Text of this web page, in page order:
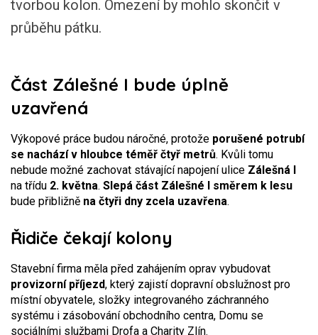
tvorbou kolon. Omezení by mohlo skončit v
průběhu pátku.
Část Zálešné I bude úplně
uzavřená
Výkopové práce budou náročné, protože porušené potrubí
se nachází v hloubce téměř čtyř metrů. Kvůli tomu
nebude možné zachovat stávající napojení ulice Zálešná I
na třídu 2. května. Slepá část Zálešné I směrem k lesu
bude přibližně na čtyři dny zcela uzavřena.
Řidiče čekají kolony
Stavební firma měla před zahájením oprav vybudovat
provizorní příjezd, který zajistí dopravní obslužnost pro
místní obyvatele, složky integrovaného záchranného
systému i zásobování obchodního centra, Domu se
sociálními službami Drofa a Charity Zlín.